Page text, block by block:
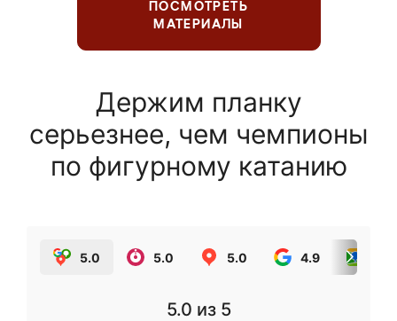
ПОСМОТРЕТЬ
МАТЕРИАЛЫ
Держим планку
серьезнее, чем чемпионы
по фигурному катанию
5.0 5.0 5.0 4.9
5.0 из 5